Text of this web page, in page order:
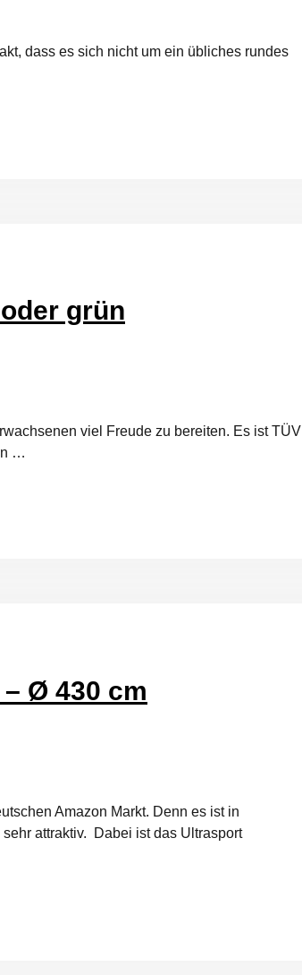
dass es sich nicht um ein übliches rundes
grün
viel Freude zu bereiten. Es ist TÜV
…
Ø 430 cm
Amazon Markt. Denn es ist in
attraktiv. Dabei ist das Ultrasport